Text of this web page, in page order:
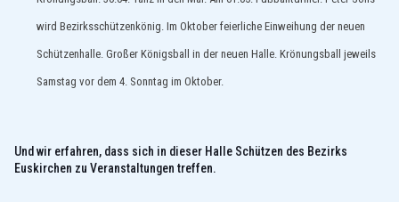
wird Bezirksschützenkönig. Im Oktober feierliche Einweihung der neuen
Schützenhalle. Großer Königsball in der neuen Halle. Krönungsball jeweils
Samstag vor dem 4. Sonntag im Oktober.
Und wir erfahren, dass sich in dieser Halle Schützen des Bezirks
Euskirchen zu Veranstaltungen treffen.